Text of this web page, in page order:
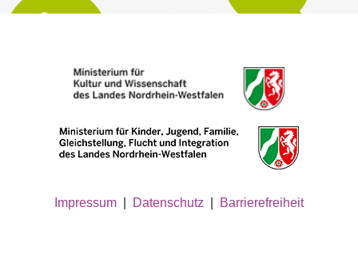
Impressum Datenschutz Barrierefreiheit